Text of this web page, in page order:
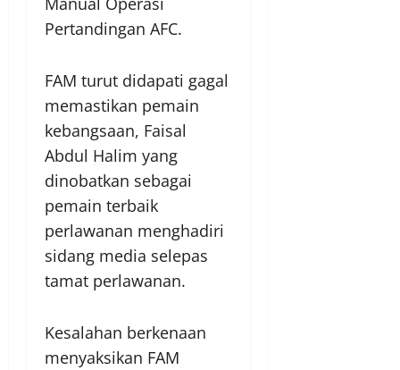
Pertandingan AFC.
FAM turut didapati gagal
memastikan pemain
kebangsaan, Faisal
Abdul Halim yang
dinobatkan sebagai
pemain terbaik
perlawanan menghadiri
sidang media selepas
tamat perlawanan.
Kesalahan berkenaan
menyaksikan FAM